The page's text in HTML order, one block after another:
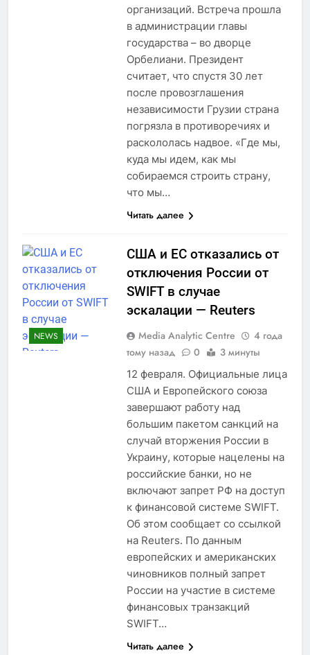
организаций. Встреча прошла
в администрации главы
государства – во дворце
Орбелиани. Президент
считает, что спустя 30 лет
после провозглашения
независимости Грузии страна
погрязла в противоречиях и
раскололась надвое. «Где мы,
куда мы идем, как мы
собираемся строить страну,
что мы…
Читать далее
NEWS
США и ЕС отказались от
отключения России от
SWIFT в случае
эскалации — Reuters
Media Analytic Centre
4 года
тому назад
0 3 минуты
12 февраля. Официальные лица
США и Европейского союза
завершают работу над
большим пакетом санкций на
случай вторжения России в
Украину, которые нацелены на
российские банки, но не
включают запрет РФ на доступ
к финансовой системе SWIFT.
Об этом сообщает со ссылкой
на Reuters. По данным
европейских и американских
чиновников полный запрет
России на участие в системе
финансовых транзакций
SWIFT…
Читать далее